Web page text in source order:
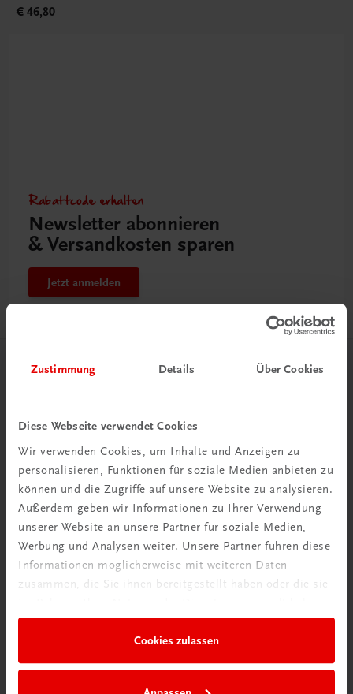
Zustimmung Details Über Cookies
Diese Webseite verwendet Cookies
Wir verwenden Cookies, um Inhalte und Anzeigen zu
personalisieren, Funktionen für soziale Medien anbieten zu
können und die Zugriffe auf unsere Website zu analysieren.
Außerdem geben wir Informationen zu Ihrer Verwendung
unserer Website an unsere Partner für soziale Medien,
Werbung und Analysen weiter. Unsere Partner führen diese
Informationen möglicherweise mit weiteren Daten
zusammen, die Sie ihnen bereitgestellt haben oder die sie
Cookies zulassen
€ 46,80
Rabattcode erhalten
Newsletter abonnieren
& Versandkosten sparen
Jetzt anmelden
Herzlich willkommen bei TRAUNER!
Wir über uns
Familienunternehmen mit 80 Mitarbeiterinnen und
Mitarbeitern, die eines verbindet: Begeisterung für unsere
Produkte.
mehr erfahren